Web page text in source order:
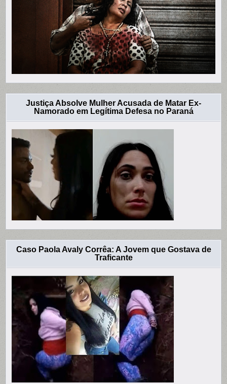
Justiça Absolve Mulher Acusada de Matar Ex-
Namorado em Legítima Defesa no Paraná
Caso Paola Avaly Corrêa: A Jovem que Gostava de
Traficante